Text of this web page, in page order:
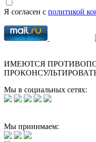
Я согласен с политикой
ИМЕЮТСЯ
Мы в социальных сетях:
Мы принимаем: